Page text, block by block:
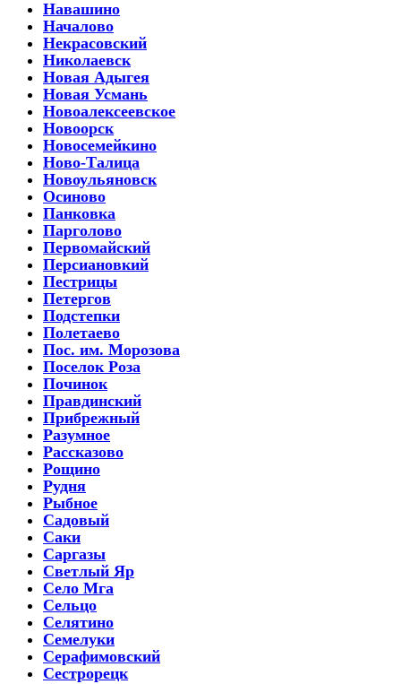
Навашино
Началово
Некрасовский
Николаевск
Новая Адыгея
Новая Усмань
Новоалексеевское
Новоорск
Новосемейкино
Ново-Талица
Новоульяновск
Осиново
Панковка
Парголово
Первомайский
Персиановкий
Пестрицы
Петергов
Подстепки
Полетаево
Пос. им. Морозова
Поселок Роза
Починок
Правдинский
Прибрежный
Разумное
Рассказово
Рощино
Рудня
Рыбное
Садовый
Саки
Саргазы
Светлый Яр
Село Мга
Сельцо
Селятино
Семелуки
Серафимовский
Сестрорецк